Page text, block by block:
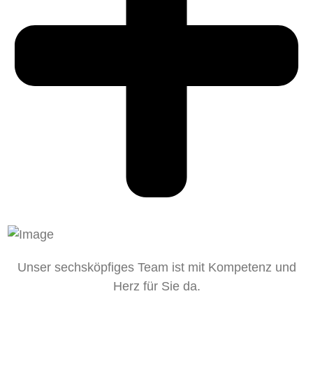
Unser sechsköpfiges Team ist mit Kompetenz und
Herz für Sie da.